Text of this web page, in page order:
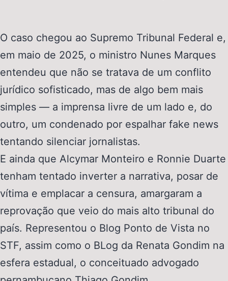
O caso chegou ao Supremo Tribunal Federal e,
em maio de 2025, o ministro Nunes Marques
entendeu que não se tratava de um conflito
jurídico sofisticado, mas de algo bem mais
simples — a imprensa livre de um lado e, do
outro, um condenado por espalhar fake news
tentando silenciar jornalistas.
E ainda que Alcymar Monteiro e Ronnie Duarte
tenham tentado inverter a narrativa, posar de
vítima e emplacar a censura, amargaram a
reprovação que veio do mais alto tribunal do
país. Representou o Blog Ponto de Vista no
STF, assim como o BLog da Renata Gondim na
esfera estadual, o conceituado advogado